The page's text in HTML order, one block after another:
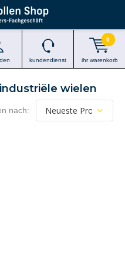
kundendienst ihr warenkorb
0
wielen
nach: